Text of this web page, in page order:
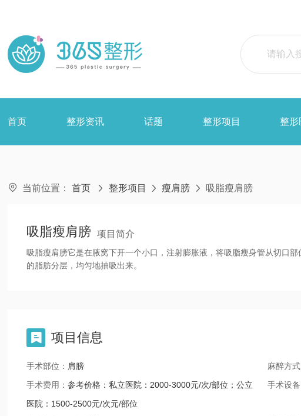
首页 整形资讯 话题 整形项目 整形
 当前位置： 首页  整形项目  瘦肩膀  吸脂瘦肩膀
吸脂瘦肩膀 项目简介
吸脂瘦肩膀它是在腋窝下开一个小口，注射膨胀液，将吸脂瘦身管从切口
的脂肪分层，均匀地抽吸出来。
 项目信息
手术部位： 肩膀 麻醉方式
手术费用：参考价格：私立医院：2000-3000元/次/部位；公立
医院：1500-2500元/次元/部位
手术设备